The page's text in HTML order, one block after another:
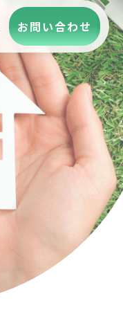
お問い合わせ